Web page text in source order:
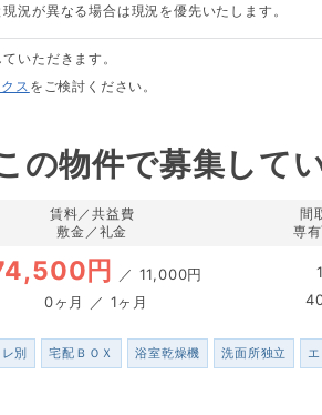
況が異なる場合は現況を優先いたします。
いただきます。
ス をご検討ください。
の物件で募集して
賃料／共益費
敷金／礼金
間
専
円 ／ 11,000円
0ヶ月 ／ 1ヶ月
別 宅配ＢＯＸ 浴室乾燥機 洗面所独立